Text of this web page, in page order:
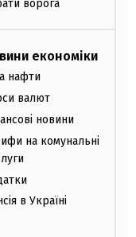
ворога
економіки
нафти
валют
новини
на комунальні
в Україні